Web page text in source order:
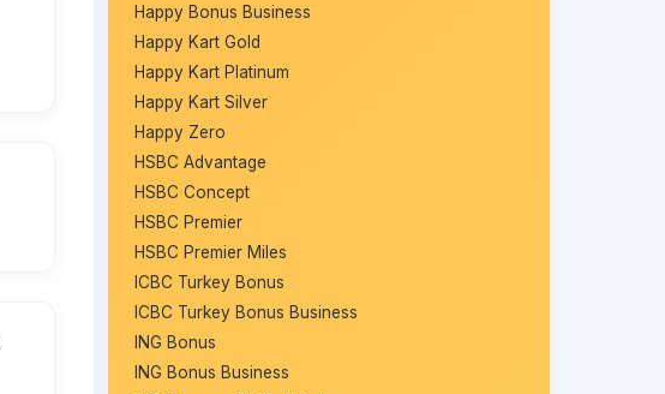
Happy Bonus Business
Happy Kart Gold
Happy Kart Platinum
Happy Kart Silver
Happy Zero
HSBC Advantage
HSBC Concept
HSBC Premier
HSBC Premier Miles
ICBC Turkey Bonus
ICBC Turkey Bonus Business
ING Bonus
ING Bonus Business